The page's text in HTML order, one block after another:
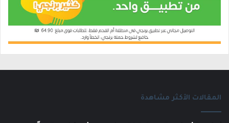
المقالات الأكثر مشاهدة